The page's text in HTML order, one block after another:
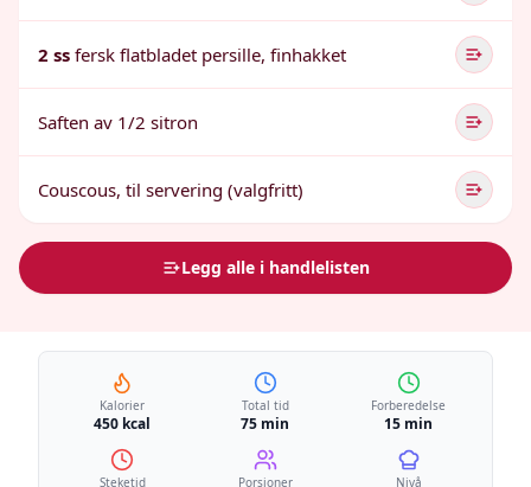
2 ss fersk flatbladet persille, finhakket
Saften av 1/2 sitron
Couscous, til servering (valgfritt)
Legg alle i handlelisten
Kalorier
450 kcal
Total tid
75 min
Forberedelse
15 min
Steketid Porsjoner Nivå